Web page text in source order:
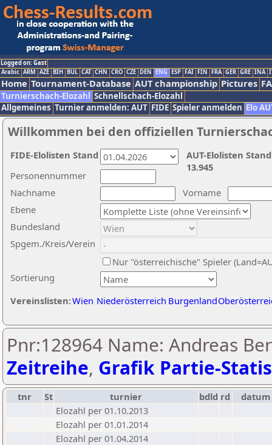
Logged on: Gast
Arabic ARM AZE BIH BUL CAT CHN CRO CZE DEN ENG ESP FAI FIN FRA GER GRE INA
Home Tournament-Database AUT championship Pictures
Turnierschach-Elozahl Schnellschach-Elozahl
Allgemeines Turnier anmelden: AUT FIDE Spieler anmelden Elo
Willkommen bei den offiziellen
Nachname
Vorname
Ebene
Sortierung
Personennummer
Bundesland
Spgem./Kreis/Verein
Nur "österreichische" Spieler
Vereinslisten:Wien Niederösterreich Burgenland
AUT-Elolisten
13.945
FIDE-Elolisten Stand
Pnr:128964 Name: Andreas
Zeitreihe, Grafik Partie-
tnr St turnier bdld rd
datum
Elozahl per 01.10.2013
Elozahl per 01.01.2014
Elozahl per 01.04.2014